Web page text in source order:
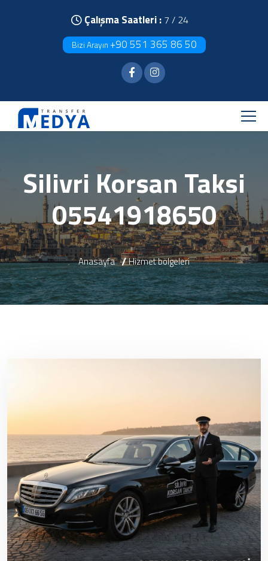
Çalışma Saatleri : 7 / 24
Bizi Arayın +90 551 365 86 50
Silivri Korsan Taksi
05541918650
Anasayfa Hizmet bölgeleri